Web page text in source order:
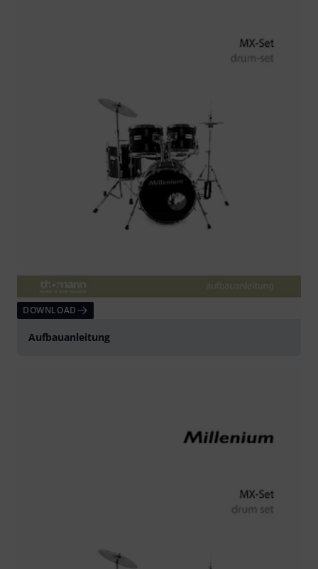
DOWNLOAD
Aufbauanleitung